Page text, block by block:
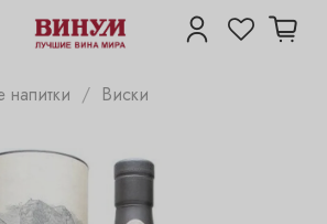
напитки Виски